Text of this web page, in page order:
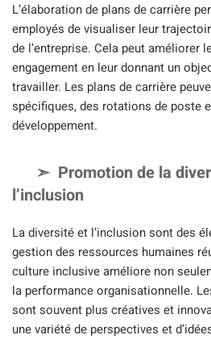
L’élaboration de plans de carrière
employés de visualiser leur
de l’entreprise. Cela peut améliorer
engagement en leur donnant un
travailler. Les plans de carrière
spécifiques, des rotations de poste
développement.
Promotion de la
l’inclusion
La diversité et l’inclusion sont des
gestion des ressources humaines
culture inclusive améliore non
la performance organisationnelle.
sont souvent plus créatives et
une variété de perspectives et